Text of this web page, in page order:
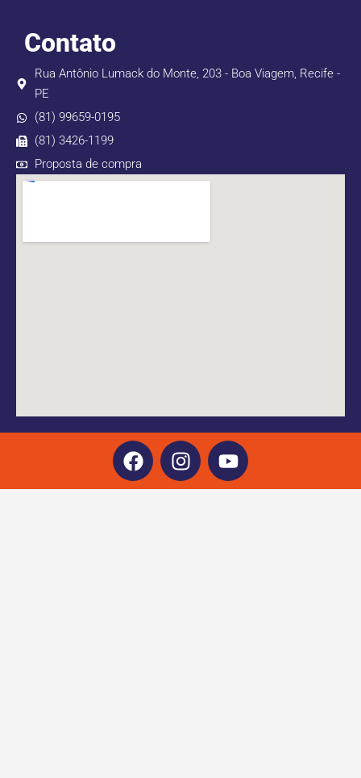
Contato
Rua Antônio Lumack do Monte, 203 - Boa Viagem, Recife -
PE
(81) 99659-0195
(81) 3426-1199
Proposta de compra